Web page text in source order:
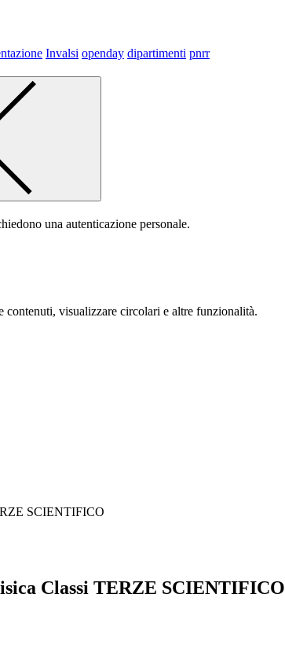
Invalsi openday dipartimenti pnrr
una autenticazione personale.
contenuti, visualizzare circolari e altre funzionalità.
SCIENTIFICO
Classi TERZE SCIENTIFICO